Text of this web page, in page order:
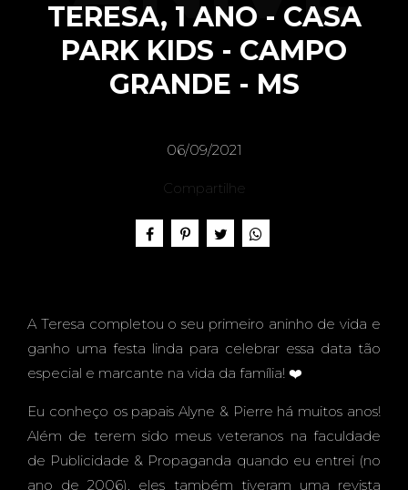
TERESA, 1 ANO - CASA
PARK KIDS - CAMPO
GRANDE - MS
RSÁRI
O -
TERES
A, 1
06/09/2021
Compartilhe
A Teresa completou o seu primeiro aninho de vida e
ganho uma festa linda para celebrar essa data tão
especial e marcante na vida da família! ❤️
Eu conheço os papais Alyne & Pierre há muitos anos!
Além de terem sido meus veteranos na faculdade
de Publicidade & Propaganda quando eu entrei (no
ano de 2006), eles também tiveram uma revista